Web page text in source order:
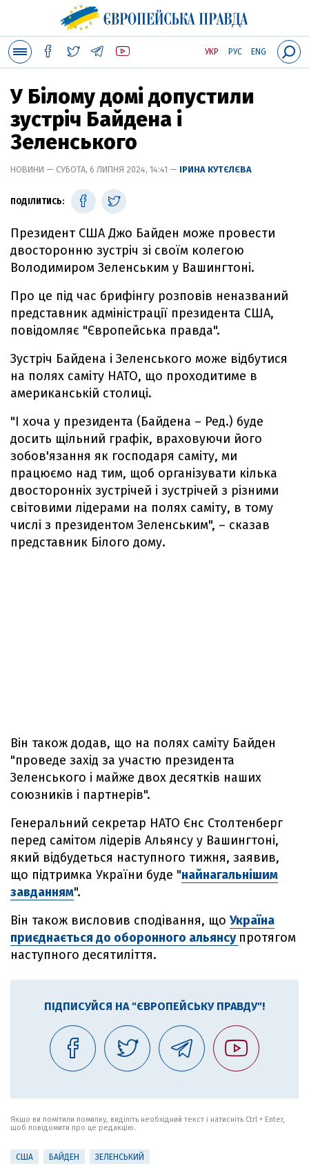
УКР РУС ENG
У Білому домі допустили
зустріч Байдена і
Зеленського
НОВИНИ — СУБОТА, 6 ЛИПНЯ 2024, 14:41 — ІРИНА КУТЄЛЄВА
ПОДІЛИТИСЬ:
Президент США Джо Байден може провести
двосторонню зустріч зі своїм колегою
Володимиром Зеленським у Вашингтоні.
Про це під час брифінгу розповів неназваний
представник адміністрації президента США,
повідомляє "Європейська правда".
Зустріч Байдена і Зеленського може відбутися
на полях саміту НАТО, що проходитиме в
американській столиці.
"І хоча у президента (Байдена – Ред.) буде
досить щільний графік, враховуючи його
зобов'язання як господаря саміту, ми
працюємо над тим, щоб організувати кілька
двосторонніх зустрічей і зустрічей з різними
світовими лідерами на полях саміту, в тому
числі з президентом Зеленським", – сказав
представник Білого дому.
Він також додав, що на полях саміту Байден
"проведе захід за участю президента
Зеленського і майже двох десятків наших
союзників і партнерів".
Генеральний секретар НАТО Єнс Столтенберг
перед самітом лідерів Альянсу у Вашингтоні,
який відбудеться наступного тижня, заявив,
що підтримка України буде "найнагальнішим
завданням".
Він також висловив сподівання, що Україна
приєднається до оборонного альянсу протягом
наступного десятиліття.
ПІДПИСУЙСЯ НА "ЄВРОПЕЙСЬКУ ПРАВДУ"!
Якщо ви помітили помилку, виділіть необхідний текст і натисніть Ctrl + Enter,
щоб повідомити про це редакцію.
США БАЙДЕН ЗЕЛЕНСЬКИЙ